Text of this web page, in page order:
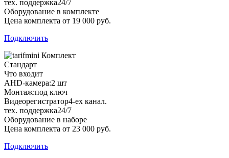
тех. поддержка24/7
Оборудование в комплекте
Цена комплекта от 19 000 руб.
Подключить
Комплект
Стандарт
Что входит
AHD-камера:2 шт
Монтаж:под ключ
Видеорегистратор4-ех канал.
тех. поддержка24/7
Оборудование в наборе
Цена комплекта от 23 000 руб.
Подключить